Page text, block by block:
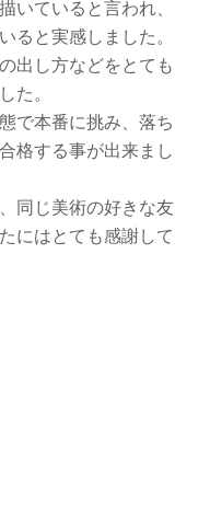
いていると言われ、
ると実感しました。
出し方などをとても
た。
で本番に挑み、落ち
格する事が出来まし
同じ美術の好きな友
にはとても感謝して